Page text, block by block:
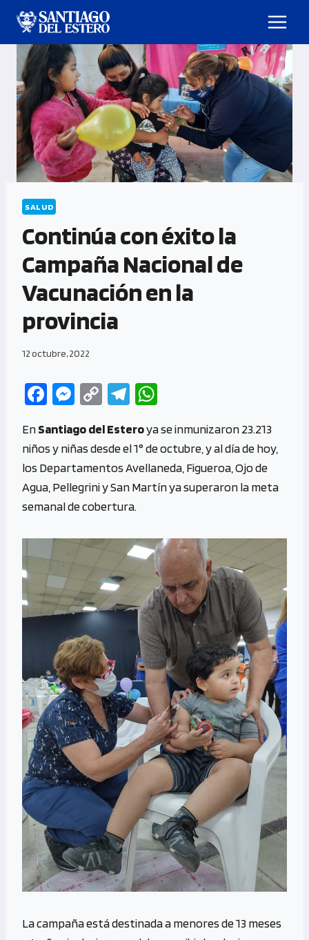
SALUD
Continúa con éxito la
Campaña Nacional de
Vacunación en la
provincia
12 octubre, 2022
Fa
b
o
o
k
M
se
n
g
er
C
py
Li
n
k
Te
gr
a
m
at
s
A
EnSantiago del Esteroya se inmunizaron 23.213
niños y niñas desde el 1° de octubre, y al día de hoy,
los Departamentos Avellaneda, Figueroa, Ojo de
Agua, Pellegrini y San Martín ya superaron la meta
semanal de cobertura.
La campaña está destinada a menores de 13 meses